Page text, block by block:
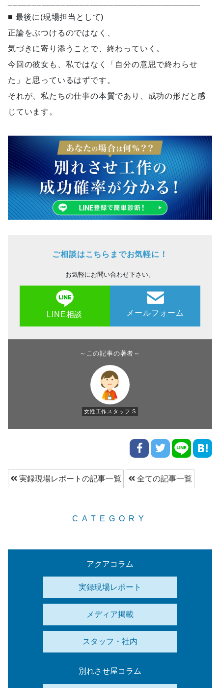
■ 最後に(現場担当として)
正論をぶつけるのではなく、
気づきに寄り添うことで、終わっていく。
今回の彼女も、私ではなく「自分の意思で終わらせ
た」と思っているはずです。
それが、私たちの仕事の本質であり、成功の形だと感
じています。
ご相談はこちらまでお気軽に！
お気軽にお問い合わせ下さい。
LINE相談 メールフォーム
～この記事の著者～
女性工作スタッフ S
実録現場レポートの記事一覧 全ての記事一覧
CATEGORY
アクアコラム
実録現場レポート
メディア掲載
スタッフ・社内
別れさせ屋コラム